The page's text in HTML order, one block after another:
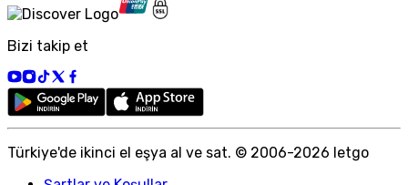
Bizi takip et
Türkiye'de ikinci el eşya al ve sat. © 2006-2026 letgo